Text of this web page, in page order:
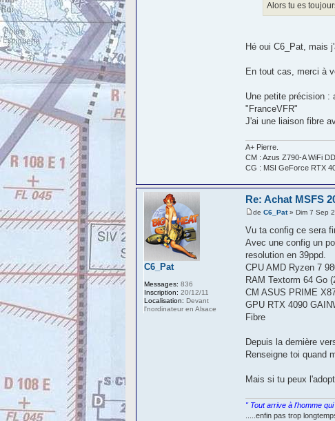
Alors tu es
Hé oui C6_Pat, mais
En tout cas, merci à
Une petite précision :
"FranceVFR"
J'ai une liaison fibre
A+ Pierre.
CM : Azus Z790-A WiFi
CG : MSI GeForce RTX
Re: Achat MSFS
deC6_Pat» Dim 7 Sep
Vu ta config ce sera
Avec une config un
resolution en 39ppd.
CPU AMD Ryzen 7
RAM Textorm 64 Go
CM ASUS PRIME
GPU RTX 4090
Fibre
Depuis la dernière
Renseigne toi quand
Mais si tu peux
" Tout arrive à l'homme
.....enfin pas trop
C6_Pat
Messages: 836
Inscription: 20/12/11
Localisation: Devant
l'nordinateur en Alsace